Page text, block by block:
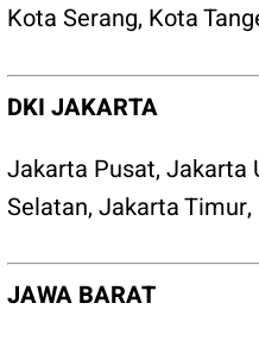
Kota Serang, Kota
DKI JAKARTA
Jakarta Pusat, Jakarta
Selatan, Jakarta Timur,
JAWA BARAT